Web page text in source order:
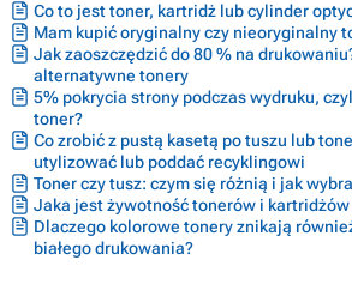
Co to jest toner, kartridż lub cylinder
Mam kupić oryginalny czy nieoryginalny
Jak zaoszczędzić do 80 % na
alternatywne tonery
5% pokrycia strony podczas wydruku,
toner?
Co zrobić z pustą kasetą po tuszu lub
utylizować lub poddać recyklingowi
Toner czy tusz: czym się różnią i jak
Jaka jest żywotność tonerów i kartridżów
Dlaczego kolorowe tonery znikają
białego drukowania?